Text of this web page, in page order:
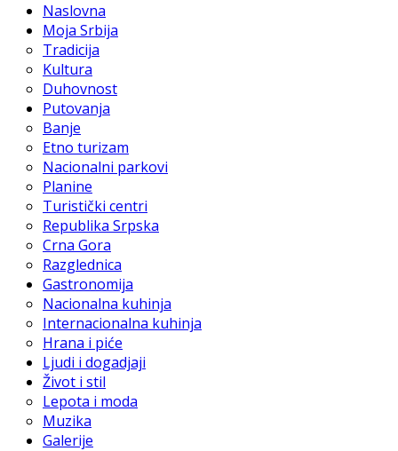
Naslovna
Moja Srbija
Tradicija
Kultura
Duhovnost
Putovanja
Banje
Etno turizam
Nacionalni parkovi
Planine
Turistički centri
Republika Srpska
Crna Gora
Razglednica
Gastronomija
Nacionalna kuhinja
Internacionalna kuhinja
Hrana i piće
Ljudi i dogadjaji
Život i stil
Lepota i moda
Muzika
Galerije